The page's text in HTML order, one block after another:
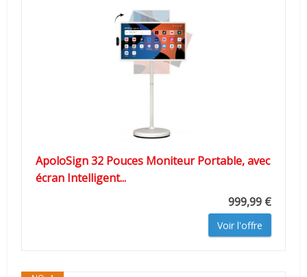
ApoloSign 32 Pouces Moniteur Portable, avec
écran Intelligent...
999,99 €
Voir l'offre